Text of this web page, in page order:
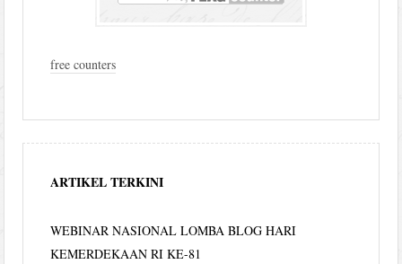
free counters
ARTIKEL TERKINI
WEBINAR NASIONAL LOMBA BLOG HARI
KEMERDEKAAN RI KE-81